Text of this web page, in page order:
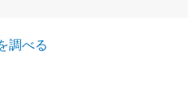
調べる